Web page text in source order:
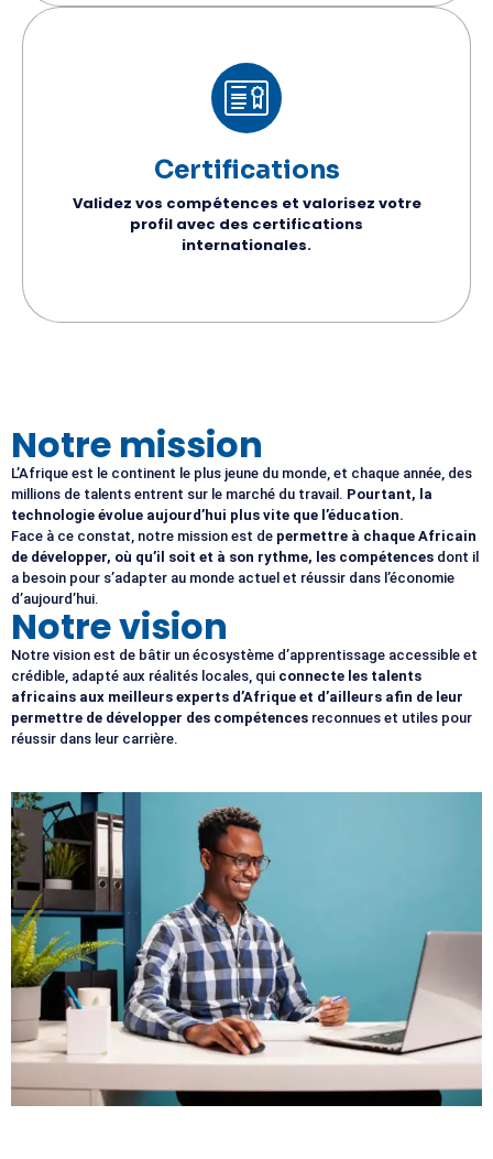
Certifications
Validez vos compétences et valorisez votre
profil avec des certifications
internationales.
Notre mission
L’Afrique est le continent le plus jeune du monde, et chaque année, des
millions de talents entrent sur le marché du travail. Pourtant, la
technologie évolue aujourd’hui plus vite que l’éducation.
Face à ce constat, notre mission est de permettre à chaque Africain
de développer, où qu’il soit et à son rythme, les compétences dont il
a besoin pour s’adapter au monde actuel et réussir dans l’économie
d’aujourd’hui.
Notre vision
Notre vision est de bâtir un écosystème d’apprentissage accessible et
crédible, adapté aux réalités locales, qui connecte les talents
africains aux meilleurs experts d’Afrique et d’ailleurs afin de leur
permettre de développer des compétences reconnues et utiles pour
réussir dans leur carrière.